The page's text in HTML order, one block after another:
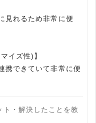
見れるため非常に便
イズ性)】
携できていて非常に便
・解決したことを教